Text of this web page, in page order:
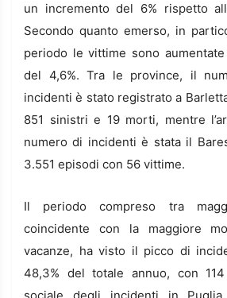
un incremento del 6% rispetto
Secondo quanto emerso, in
periodo le vittime sono
del 4,6%. Tra le province, il
incidenti è stato registrato a
851 sinistri e 19 morti, mentre
numero di incidenti è stata il
3.551 episodi con 56 vittime.
Il periodo compreso tra
coincidente con la maggiore
vacanze, ha visto il picco di
48,3% del totale annuo, con